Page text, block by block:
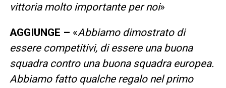
vittoria molto importante per noi»
AGGIUNGE – «Abbiamo dimostrato di
essere competitivi, di essere una buona
squadra contro una buona squadra europea.
Abbiamo fatto qualche regalo nel primo